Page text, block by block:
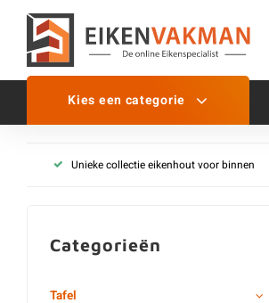
Kies een categorie
Unieke collectie eikenhout voor binnen
Categorieën
Tafel